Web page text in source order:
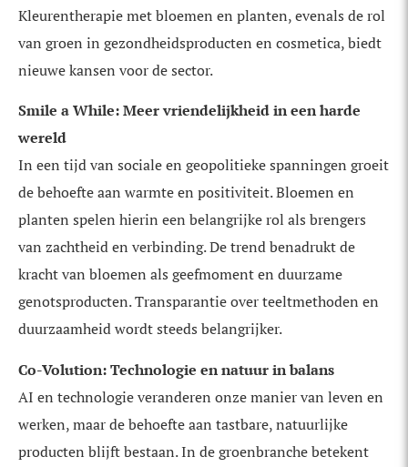
Kleurentherapie met bloemen en planten, evenals de rol
van groen in gezondheidsproducten en cosmetica, biedt
nieuwe kansen voor de sector.
Smile a While: Meer vriendelijkheid in een harde
wereld
In een tijd van sociale en geopolitieke spanningen groeit
de behoefte aan warmte en positiviteit. Bloemen en
planten spelen hierin een belangrijke rol als brengers
van zachtheid en verbinding. De trend benadrukt de
kracht van bloemen als geefmoment en duurzame
genotsproducten. Transparantie over teeltmethoden en
duurzaamheid wordt steeds belangrijker.
Co-Volution: Technologie en natuur in balans
AI en technologie veranderen onze manier van leven en
werken, maar de behoefte aan tastbare, natuurlijke
producten blijft bestaan. In de groenbranche betekent